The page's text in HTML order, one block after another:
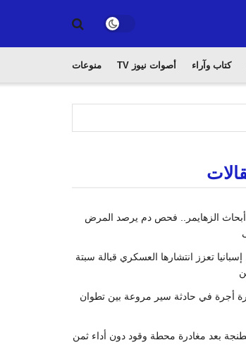
كتاب وآراء أصوات نيوز TV منوعات
الزهايمر.. فحص دم يرصد المرض
تعزز انتشارها العسكري قبالة سبتة
أجرة في حادثة سير مروعة بين تطوان
بعد مغادرة محطة وقود دون أداء ثمن